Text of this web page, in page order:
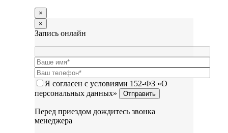
×
×
Запись онлайн
Я согласен с условиями 152-ФЗ «О
персональных данных»
Перед приездом дождитесь звонка
менеджера